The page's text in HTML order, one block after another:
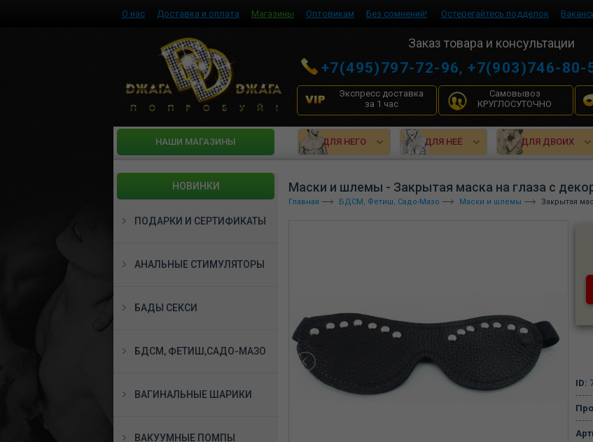
О нас Доставка и оплата Магазины Оптовикам Без сомнений! Остерегайтесь подделок
Заказ товара и консультации
+7(495)797-72-96,+7(903)746-80-
Экспресс доставка
за 1 час
Самовывоз
КРУГЛОСУТОЧНО
HАШИ МАГАЗИНЫ ДЛЯ НЕГО ДЛЯ НЕЁ ДЛЯ ДВОИХ
НОВИНКИ
ПОДАРКИ И СЕРТИФИКАТЫ
АНАЛЬНЫЕ СТИМУЛЯТОРЫ
БАДЫ СЕКСИ
БДСМ, ФЕТИШ,САДО-МАЗО
ВАГИНАЛЬНЫЕ ШАРИКИ
ВАКУУМНЫЕ ПОМПЫ
Маски и шлемы - Закрытая маска на глаза с
Главная БДСМ, Фетиш, Садо-Мазо Маски и шлемы Закрытая
ID: